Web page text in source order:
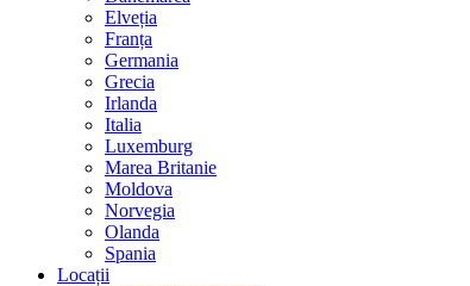
Elveția
Franța
Germania
Grecia
Irlanda
Italia
Luxemburg
Marea Britanie
Moldova
Norvegia
Olanda
Spania
Locații